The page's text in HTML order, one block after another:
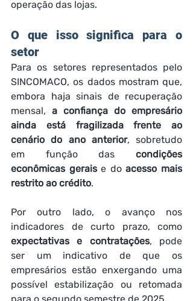
operação das lojas.
O que isso significa para o
setor
Para os setores representados pelo
SINCOMACO, os dados mostram que,
embora haja sinais de recuperação
mensal, a confiança do empresário
ainda está fragilizada frente ao
cenário do ano anterior, sobretudo
em função das condições
econômicas gerais e do acesso mais
restrito ao crédito.
Por outro lado, o avanço nos
expectativas e contratações, pode
ser um indicativo de que os
empresários estão enxergando uma
possível estabilização ou retomada